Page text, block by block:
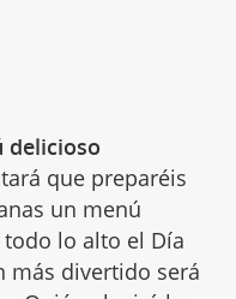
delicioso
que preparéis
un menú
lo alto el Día
más divertido será